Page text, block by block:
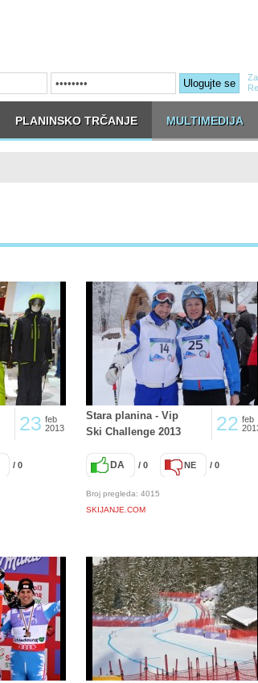
Ulogujte se
PLANINSKO TRČANJE MULTIMEDIJA
23 feb
2013
/ 0
22 feb
Stara planina - Vip
Ski Challenge 2013
DA / 0 NE / 0
Broj pregleda: 4015
SKIJANJE.COM